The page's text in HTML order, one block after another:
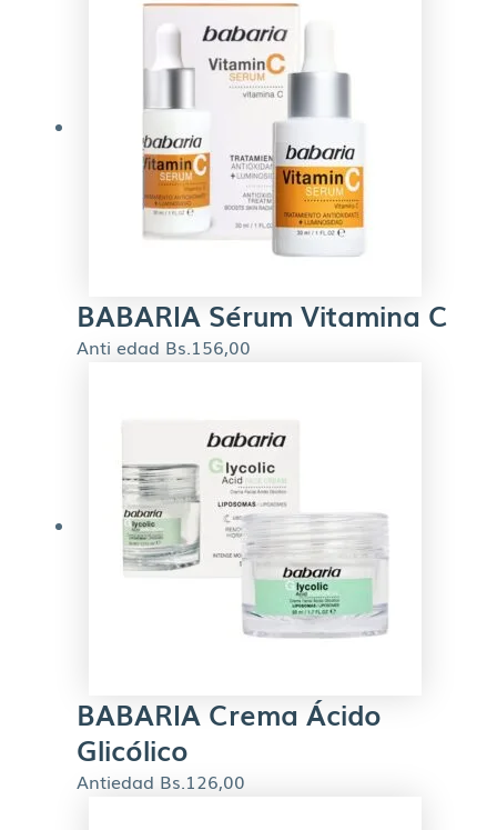
BABARIA Sérum Vitamina C
Anti edad Bs.156,00
BABARIA Crema Ácido
Glicólico
Antiedad Bs.126,00